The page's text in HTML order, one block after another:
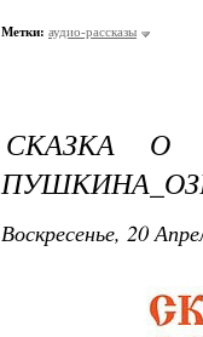
Метки: аудио-рассказы
СКАЗКА О
Воскресенье, 20